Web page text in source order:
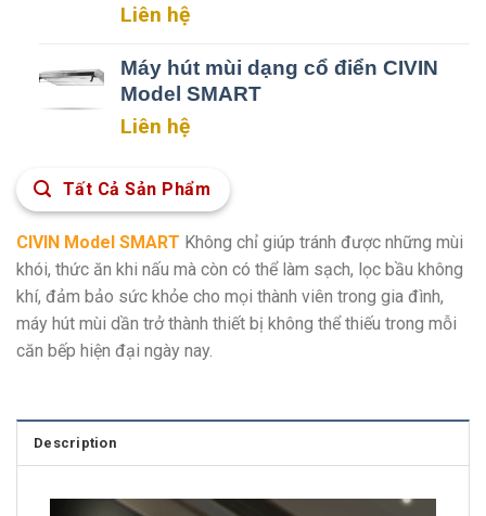
Liên hệ
Máy hút mùi dạng cổ điển CIVIN
Model SMART
Liên hệ
Tất Cả Sản Phẩm
CIVIN Model SMART Không chỉ giúp tránh được những mùi
khói, thức ăn khi nấu mà còn có thể làm sạch, lọc bầu không
khí, đảm bảo sức khỏe cho mọi thành viên trong gia đình,
máy hút mùi dần trở thành thiết bị không thể thiếu trong mỗi
căn bếp hiện đại ngày nay.
Description